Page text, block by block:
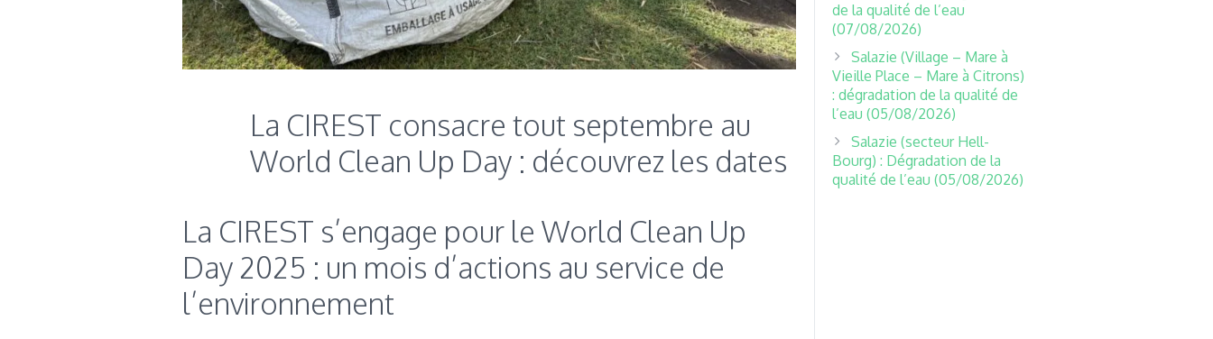
La CIREST consacre tout septembre au
World Clean Up Day : découvrez les dates
La CIREST s’engage pour le World Clean Up
Day 2025 : un mois d’actions au service de
l’environnement
de la qualité de l’eau
(07/08/2026)
Salazie (Village – Mare à
Vieille Place – Mare à Citrons)
: dégradation de la qualité de
l’eau (05/08/2026)
Salazie (secteur Hell-
Bourg) : Dégradation de la
qualité de l’eau (05/08/2026)